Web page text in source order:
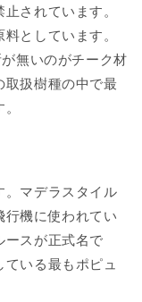
されています。
としています。
無いのがチーク材
扱樹種の中で最
。マデラスタイル
機に使われてい
ースが正式名で
いる最もポピュ